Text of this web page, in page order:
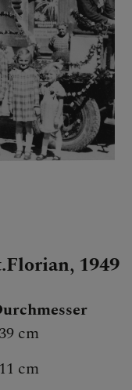
1949
cm
cm